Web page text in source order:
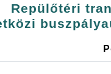
Repülőtéri